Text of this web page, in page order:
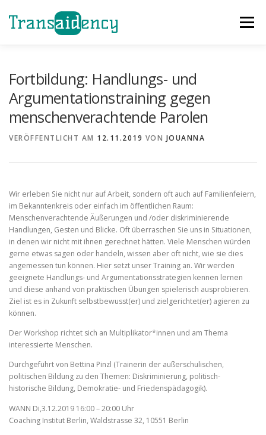
Inhalt
springen
Menü
ÜBER UNS PROJEKTE TEAM NEWS
Fortbildung: Handlungs- und
Argumentationstraining gegen
menschenverachtende Parolen
VERÖFFENTLICHT AM 12.11.2019 VON JOUANNA
Wir erleben Sie nicht nur auf Arbeit, sondern oft auch auf Familienfeiern,
im Bekanntenkreis oder einfach im öffentlichen Raum:
Menschenverachtende Äußerungen und /oder diskriminierende
Handlungen, Gesten und Blicke. Oft überraschen Sie uns in Situationen,
in denen wir nicht mit ihnen gerechnet hätten. Viele Menschen würden
gerne etwas sagen oder handeln, wissen aber oft nicht, wie sie dies
angemessen tun können. Hier setzt unser Training an. Wir werden
geeignete Handlungs- und Argumentationsstrategien kennen lernen
und diese anhand von praktischen Übungen spielerisch ausprobieren.
Ziel ist es in Zukunft selbstbewusst(er) und zielgerichtet(er) agieren zu
können.
Der Workshop richtet sich an Multiplikator*innen und am Thema
interessierte Menschen.
Durchgeführt von Bettina Pinzl (Trainerin der außerschulischen,
politischen Bildung zu den Themen: Diskriminierung, politisch-
historische Bildung, Demokratie- und Friedenspädagogik).
WANN Di,3.12.2019 16:00 – 20:00 Uhr
Coaching Institut Berlin, Waldstrasse 32, 10551 Berlin